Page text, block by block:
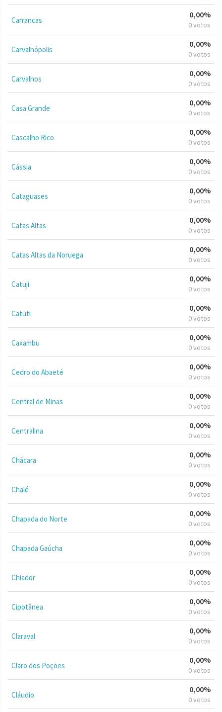
Carrancas
0,00%
0 votos
Carvalhópolis
0,00%
0 votos
Carvalhos
0,00%
0 votos
Casa Grande
0,00%
0 votos
Cascalho Rico
0,00%
0 votos
Cássia
0,00%
0 votos
Cataguases
0,00%
0 votos
Catas Altas
0,00%
0 votos
Catas Altas da Noruega
0,00%
0 votos
Catuji
0,00%
0 votos
Catuti
0,00%
0 votos
Caxambu
0,00%
0 votos
Cedro do Abaeté
0,00%
0 votos
Central de Minas
0,00%
0 votos
Centralina
0,00%
0 votos
Chácara
0,00%
0 votos
Chalé
0,00%
0 votos
Chapada do Norte
0,00%
0 votos
Chapada Gaúcha
0,00%
0 votos
Chiador
0,00%
0 votos
Cipotânea
0,00%
0 votos
Claraval
0,00%
0 votos
Claro dos Poções
0,00%
0 votos
Cláudio
0,00%
0 votos